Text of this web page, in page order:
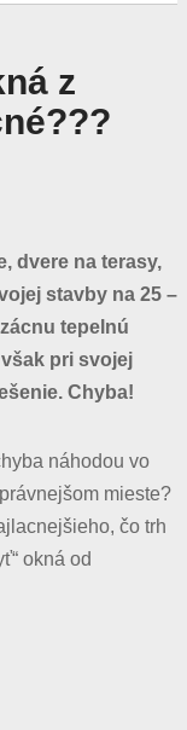
z
dvere na terasy,
stavby na 25 –
tepelnú
pri svojej
Chyba!
náhodou vo
mieste?
čo trh
okná od